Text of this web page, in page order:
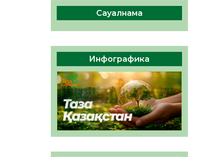
04.08.2026 47 0
Құрылтай: Қызылордада
1344 комиссия мүшесінің
04.08.2026
38 0
ҚҰРЫЛТАЙ САЙЛАУЫ – ЕЛ
БІРЛІГІ МЕН АЗАМАТТЫҚ
ЖАУАПКЕРШІЛІКТІҢ
КӨРІНІСІ
04.08.2026 49 0
Сауалнама
Инфографика